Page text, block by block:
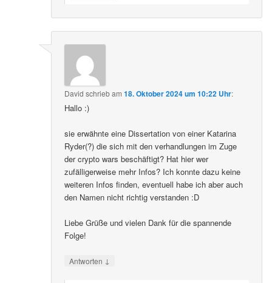
David schriebam18. Oktober 2024 um 10:22 Uhr:
Hallo :)
sie erwähnte eine Dissertation von einer Katarina
Ryder(?) die sich mit den verhandlungen im Zuge
der crypto wars beschäftigt? Hat hier wer
zufälligerweise mehr Infos? Ich konnte dazu keine
weiteren Infos finden, eventuell habe ich aber auch
den Namen nicht richtig verstanden :D
Liebe Grüße und vielen Dank für die spannende
Folge!
Antworten ↓